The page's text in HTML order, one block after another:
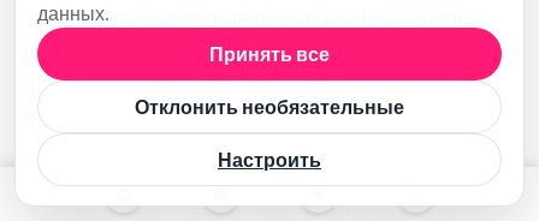
95516 (только для телефона).В Люксембурге
карты UnionPay принимаются в магазинах,
франчайзинговых магазинах и отелях,
наиболее часто посещаемых туристами.
POS
В Люксембурге более 6000 торговых точек
данных.
Принять все
Отклонить необязательные
Настроить